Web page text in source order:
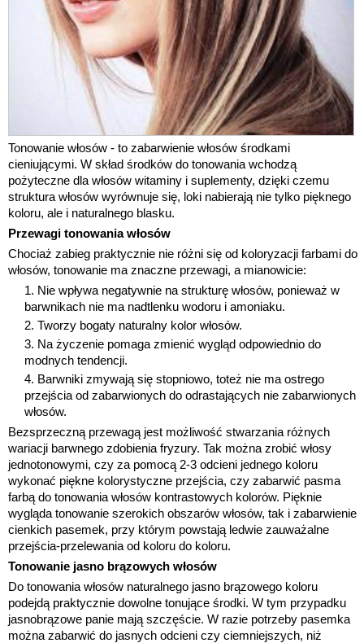
Tonowanie włosów - to zabarwienie włosów środkami
cieniującymi. W skład środków do tonowania wchodzą
pożyteczne dla włosów witaminy i suplementy, dzięki czemu
struktura włosów wyrównuje się, loki nabierają nie tylko pięknego
koloru, ale i naturalnego blasku.
Przewagi tonowania włosów
Chociaż zabieg praktycznie nie różni się od koloryzacji farbami do
włosów, tonowanie ma znaczne przewagi, a mianowicie:
Nie wpływa negatywnie na strukturę włosów, ponieważ w
barwnikach nie ma nadtlenku wodoru i amoniaku.
Tworzy bogaty naturalny kolor włosów.
Na życzenie pomaga zmienić wygląd odpowiednio do
modnych tendencji.
Barwniki zmywają się stopniowo, toteż nie ma ostrego
przejścia od zabarwionych do odrastających nie zabarwionych
włosów.
Bezsprzeczną przewagą jest możliwość stwarzania różnych
wariacji barwnego zdobienia fryzury. Tak można zrobić włosy
jednotonowymi, czy za pomocą 2-3 odcieni jednego koloru
wykonać piękne kolorystyczne przejścia, czy zabarwić pasma
farbą do tonowania włosów kontrastowych kolorów. Pięknie
wygląda tonowanie szerokich obszarów włosów, tak i zabarwienie
cienkich pasemek, przy którym powstają ledwie zauważalne
przejścia-przelewania od koloru do koloru.
Tonowanie jasno brązowych włosów
Do tonowania włosów naturalnego jasno brązowego koloru
podejdą praktycznie dowolne tonujące środki. W tym przypadku
jasnobrązowe panie mają szczęście. W razie potrzeby pasemka
można zabarwić do jasnych odcieni czy ciemniejszych, niż